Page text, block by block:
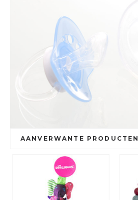
AANVERWANTE PRODUCTEN